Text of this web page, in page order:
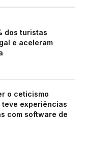
dos turistas
e aceleram
o ceticismo
teve experiências
com software de